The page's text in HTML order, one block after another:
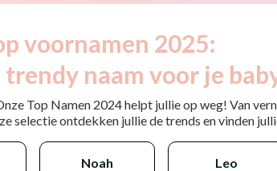
voornamen 2025:
naam voor je
Top Namen 2024 helpt jullie op weg! Van
selectie ontdekken jullie de trends en vinden
noah leo